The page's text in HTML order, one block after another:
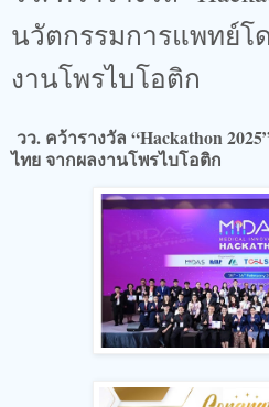
นวัตกรรมการแพทย์โ
งานโพรไบโอติก
วว. คว้ารางวัล “Hackathon
ไทย จากผลงานโพรไบโอติก